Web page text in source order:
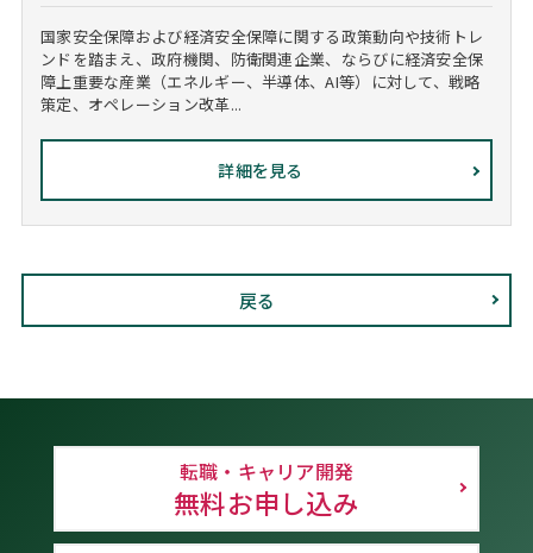
国家安全保障および経済安全保障に関する政策動向や技術トレ
ンドを踏まえ、政府機関、防衛関連企業、ならびに経済安全保
障上重要な産業（エネルギー、半導体、AI等）に対して、戦略
策定、オペレーション改革...
詳細を見る
戻る
転職・キャリア開発
無料お申し込み